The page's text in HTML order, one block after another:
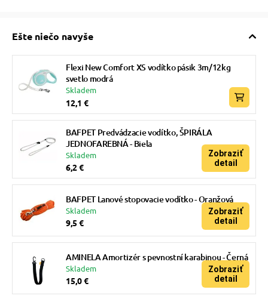
Ešte niečo navyše
Flexi New Comfort XS vodítko pásik 3m/12kg
svetlo modrá
Skladem
12,1 €
BAFPET Predvádzacie vodítko, ŠPIRÁLA
JEDNOFAREBNÁ - Biela
Skladem
6,2 €
Zobraziť
detail
BAFPET Lanové stopovacie vodítko - Oranžová
Skladem
9,5 €
Zobraziť
detail
AMINELA Amortizér s pevnostní karabinou - Černá
Skladem
15,0 €
Zobraziť
detail